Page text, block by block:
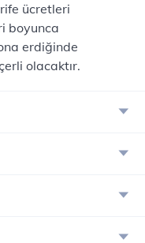
ücretleri
boyunca
erdiğinde
olacaktır.​